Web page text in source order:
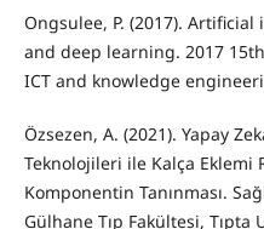
Ongsulee, P. (2017).
and deep learning. 2017
ICT and knowledge
Özsezen, A. (2021). Yapay
Teknolojileri ile Kalça Eklemi
Komponentin Tanınması.
Gülhane Tıp Fakültesi, Tıpta